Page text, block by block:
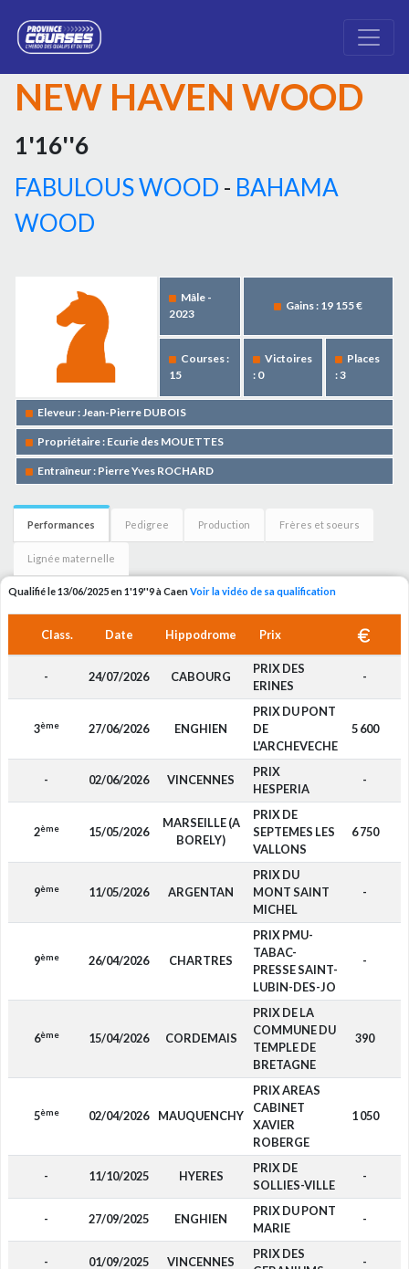
NEW HAVEN WOOD
1'16''6
FABULOUS WOOD - BAHAMA
WOOD
Mâle -
2023
Gains : 19 155 €
Courses :
15
Victoires
: 0
Places
: 3
Eleveur : Jean-Pierre DUBOIS
Propriétaire : Ecurie des MOUETTES
Entraîneur : Pierre Yves ROCHARD
Performances Pedigree Production Frères et soeurs
Lignée maternelle
Qualifié le 13/06/2025 en 1'19''9 à CaenVoir la vidéo de sa qualification
Class. Date Hippodrome Prix
- 24/07/2026 CABOURG
PRIX DES
ERINES
-
3ème 27/06/2026 ENGHIEN
PRIX DU PONT
DE
L'ARCHEVECHE
5 600
- 02/06/2026 VINCENNES
PRIX
HESPERIA
-
2ème 15/05/2026
MARSEILLE (A
BORELY)
PRIX DE
SEPTEMES LES
VALLONS
6 750
9ème 11/05/2026 ARGENTAN
PRIX DU
MONT SAINT
MICHEL
-
9ème 26/04/2026 CHARTRES
PRIX PMU-
TABAC-
PRESSE SAINT-
LUBIN-DES-JO
-
6ème 15/04/2026 CORDEMAIS
PRIX DE LA
COMMUNE DU
TEMPLE DE
BRETAGNE
390
5ème 02/04/2026 MAUQUENCHY
PRIX AREAS
CABINET
XAVIER
ROBERGE
1 050
- 11/10/2025 HYERES
PRIX DE
SOLLIES-VILLE
-
- 27/09/2025 ENGHIEN
PRIX DU PONT
MARIE
-
- 01/09/2025 VINCENNES
PRIX DES
-